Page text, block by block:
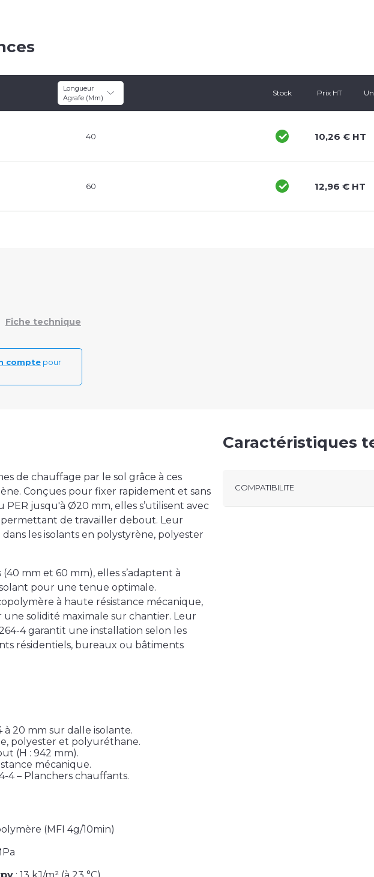
Longueur
Agrafe (mm)
Stock Prix HT
40 10,26 € HT
60 12,96 € HT
Fiche technique
compte pour
de chauffage par le sol grâce à ces
Conçues pour fixer rapidement et sans
jusqu'à Ø20 mm, elles s’utilisent avec
de travailler debout. Leur
les isolants en polystyrène, polyester
mm et 60 mm), elles s’adaptent à
pour une tenue optimale.
à haute résistance mécanique,
solidité maximale sur chantier. Leur
4 garantit une installation selon les
résidentiels, bureaux ou bâtiments
à 20 mm sur dalle isolante.
polyester et polyuréthane.
(H : 942 mm).
mécanique.
4 – Planchers chauffants.
(MFI 4g/10min)
Caractéristiques
COMPATIBILITE